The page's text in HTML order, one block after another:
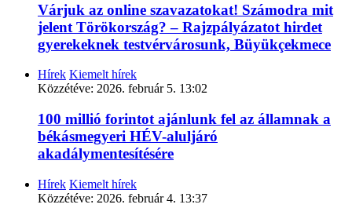
Várjuk az online szavazatokat! Számodra mit
jelent Törökország? – Rajzpályázatot hirdet
gyerekeknek testvérvárosunk, Büyükçekmece
Hírek Kiemelt hírek
Közzétéve: 2026. február 5. 13:02
100 millió forintot ajánlunk fel az államnak a
békásmegyeri HÉV-aluljáró
akadálymentesítésére
Hírek Kiemelt hírek
Közzétéve: 2026. február 4. 13:37